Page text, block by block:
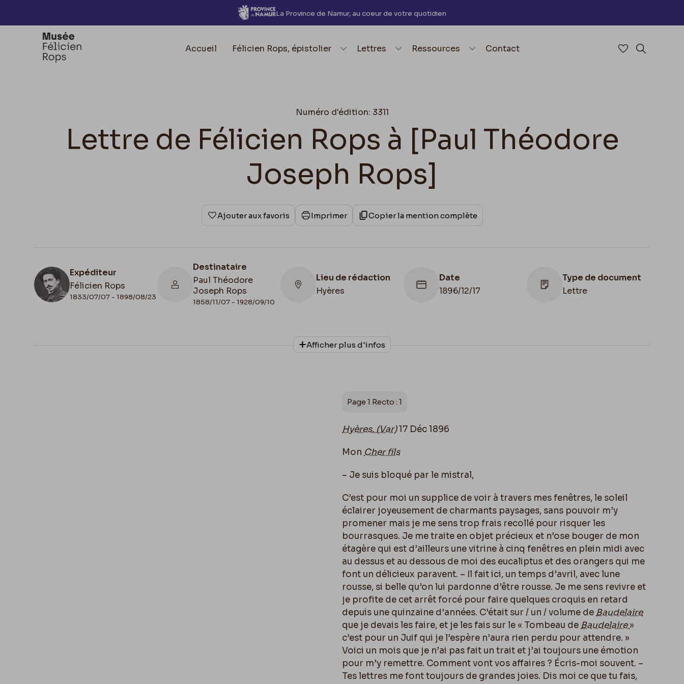
La Province de Namur, au coeur de votre quotidien
Accueil element.menu.open_menu
Félicien Rops, épistolier element.menu.open_menu
Lettres element.menu.open_menu
Ressources Contact Accéder à
Numéro d'édition: 3311
Lettre de Félicien Rops à [Paul Théodore
Joseph Rops]
Ajouter aux favoris Imprimer Copier la mention complète
Expéditeur
Félicien Rops
1833/07/07 - 1898/08/23
Destinataire
Paul Théodore
Joseph Rops
1858/11/07 - 1928/09/10
Lieu de rédaction
Hyères
Date
1896/12/17
Type de document
Lettre
N° d'inventaire
Collationnage
Date de fin
Belgique, Province de
Afficher plus d'infos
Page 1 Recto : 1
Hyères. (Var)17 Déc 1896
Mon Cher fils
– Je suis bloqué par le mistral,
C’est pour moi un supplice de voir à travers mes fenêtres, le soleil
éclairer joyeusement de charmants paysages, sans pouvoir m’y
promener mais je me sens trop frais recollé pour risquer les
bourrasques. Je me traite en objet précieux et n’ose bouger de mon
étagère qui est d’ailleurs une vitrine à cinq fenêtres en plein midi avec
au dessus et au dessous de moi des eucaliptus et des orangers qui me
font un délicieux paravent. – Il fait ici, un temps d’avril, avec lune
rousse, si belle qu’on lui pardonne d’être rousse. Je me sens revivre et
je profite de cet arrêt forcé pour faire quelques croquis en retard
depuis une quinzaine d’années. C’était sur / un / volume de Baudelaire
que je devais les faire, et je les fais sur le « Tombeau de Baudelaire»
c’est pour un Juif qui je l’espère n’aura rien perdu pour attendre. »
Voici un mois que je n’ai pas fait un trait et j’ai toujours une émotion
pour m’y remettre. Comment vont vos affaires ? Écris-moi souvent. –
Tes lettres me font toujours de grandes joies. Dis moi ce que tu fais,